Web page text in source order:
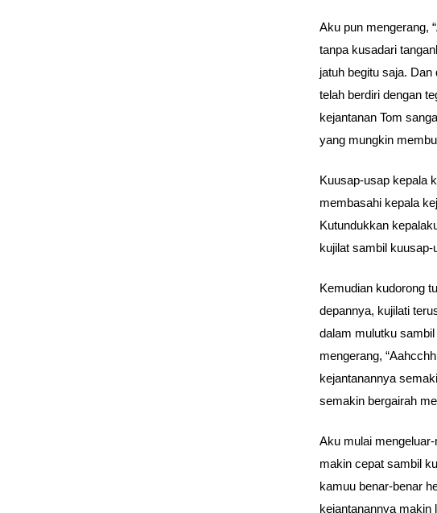
Aku pun mengerang,
tanpa kusadari
jatuh begitu saja.
telah berdiri dengan
kejantanan Tom
yang mungkin
Kuusap-usap kepala
membasahi kepala
Kutundukkan
kujilat sambil kuusap-
Kemudian kudorong
depannya, kujilati
dalam mulutku
mengerang,
kejantanannya
semakin bergairah
Aku mulai
makin cepat sambil
kamuu benar-benar
kejantanannya makin